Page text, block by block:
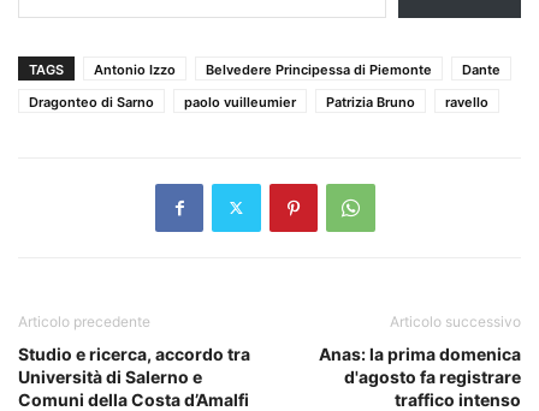
TAGS Antonio Izzo Belvedere Principessa di Piemonte
Dante
Dragonteo di Sarno
paolo vuilleumier Patrizia Bruno ravello
Articolo precedente
Studio e ricerca, accordo tra
Università di Salerno e
Comuni della Costa d’Amalfi
Articolo successivo
Anas: la prima domenica
d'agosto fa registrare
traffico intenso